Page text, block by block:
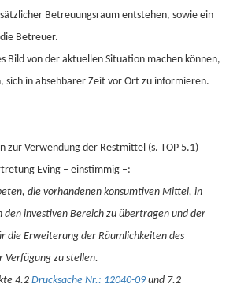
Betreuungsraum entstehen, sowie ein
Betreuer.
Bild von der aktuellen Situation machen können,
sich in absehbarer Zeit vor Ort zu informieren.
zur Verwendung der Restmittel (s. TOP 5.1)
Eving – einstimmig –:
die vorhandenen konsumtiven Mittel, in
den investiven Bereich zu übertragen und der
die Erweiterung der Räumlichkeiten des
Verfügung zu stellen.
4.2 Drucksache Nr.: 12040-09und 7.2